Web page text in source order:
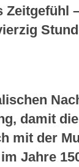
Zeitgefühl
damit
mit der
Jahre